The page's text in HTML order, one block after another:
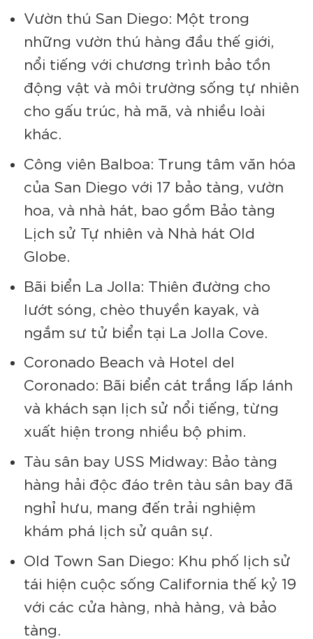
Vườn thú San Diego: Một trong
những vườn thú hàng đầu thế giới,
nổi tiếng với chương trình bảo tồn
động vật và môi trường sống tự nhiên
cho gấu trúc, hà mã, và nhiều loài
khác.
Công viên Balboa: Trung tâm văn hóa
của San Diego với 17 bảo tàng, vườn
hoa, và nhà hát, bao gồm Bảo tàng
Lịch sử Tự nhiên và Nhà hát Old
Globe.
Bãi biển La Jolla: Thiên đường cho
lướt sóng, chèo thuyền kayak, và
ngắm sư tử biển tại La Jolla Cove.
Coronado Beach và Hotel del
Coronado: Bãi biển cát trắng lấp lánh
và khách sạn lịch sử nổi tiếng, từng
xuất hiện trong nhiều bộ phim.
Tàu sân bay USS Midway: Bảo tàng
hàng hải độc đáo trên tàu sân bay đã
nghỉ hưu, mang đến trải nghiệm
khám phá lịch sử quân sự.
Old Town San Diego: Khu phố lịch sử
tái hiện cuộc sống California thế kỷ 19
với các cửa hàng, nhà hàng, và bảo
tàng.